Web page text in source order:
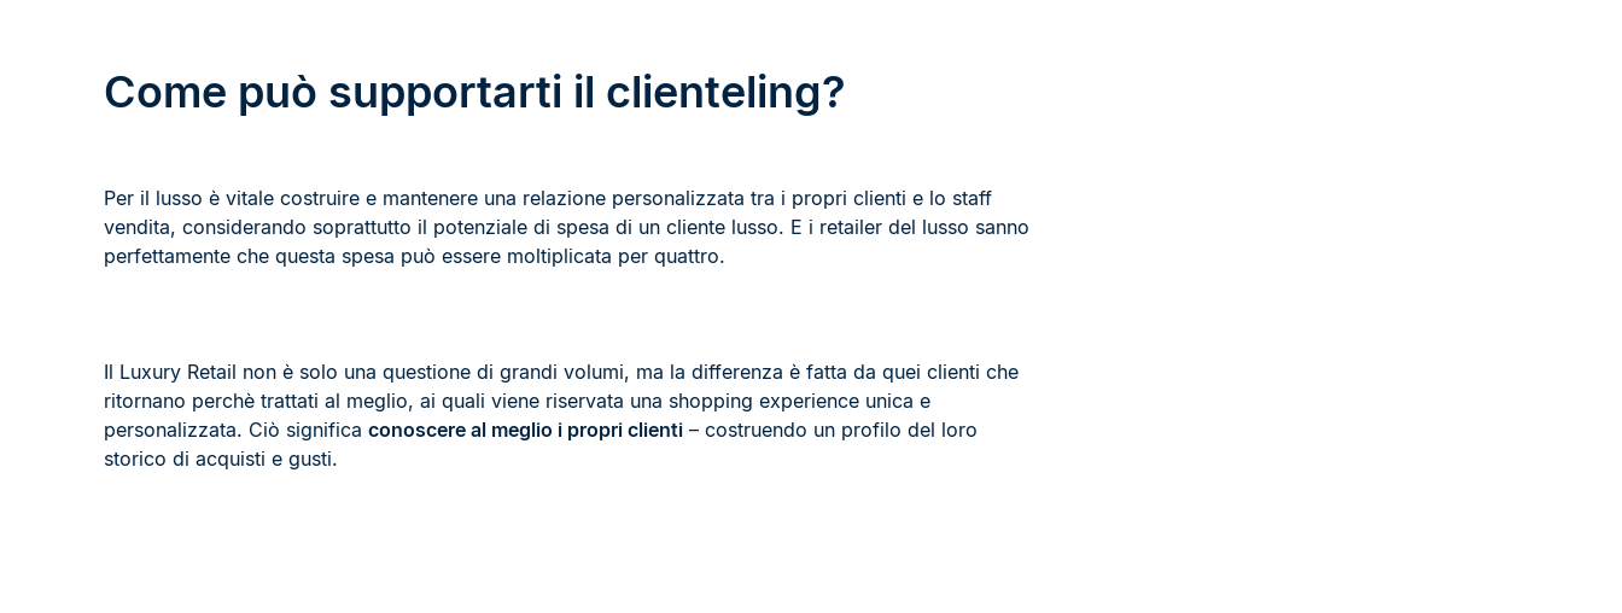
Come può supportarti il clienteling?
Per il lusso è vitale costruire e mantenere una relazione personalizzata tra i propri clienti e lo staff
vendita, considerando soprattutto il potenziale di spesa di un cliente lusso. E i retailer del lusso sanno
perfettamente che questa spesa può essere moltiplicata per quattro.
Il Luxury Retail non è solo una questione di grandi volumi, ma la differenza è fatta da quei clienti che
ritornano perchè trattati al meglio, ai quali viene riservata una shopping experience unica e
personalizzata. Ciò significa conoscere al meglio i propri clienti – costruendo un profilo del loro
storico di acquisti e gusti.